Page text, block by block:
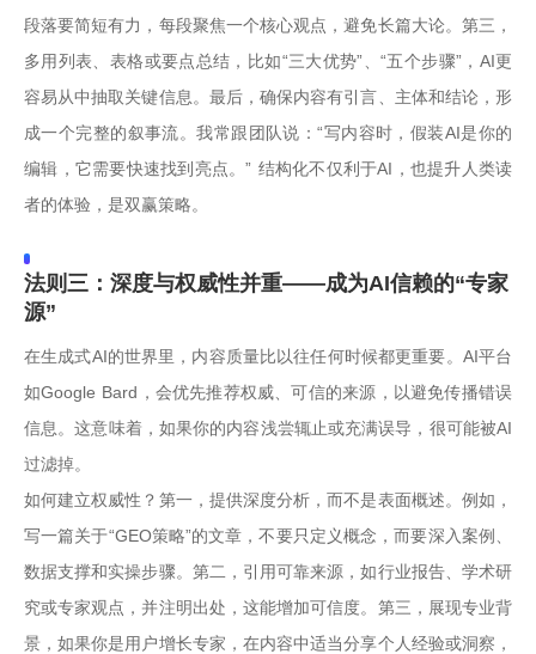
段落要简短有力，每段聚焦一个核心观点，避免长篇大论。第三，
多用列表、表格或要点总结，比如“三大优势”、“五个步骤”，AI更
容易从中抽取关键信息。最后，确保内容有引言、主体和结论，形
成一个完整的叙事流。我常跟团队说：“写内容时，假装AI是你的
编辑，它需要快速找到亮点。” 结构化不仅利于AI，也提升人类读
者的体验，是双赢策略。
法则三：深度与权威性并重——成为AI信赖的“专家
源”
在生成式AI的世界里，内容质量比以往任何时候都更重要。AI平台
如Google Bard，会优先推荐权威、可信的来源，以避免传播错误
信息。这意味着，如果你的内容浅尝辄止或充满误导，很可能被AI
过滤掉。
如何建立权威性？第一，提供深度分析，而不是表面概述。例如，
写一篇关于“GEO策略”的文章，不要只定义概念，而要深入案例、
数据支撑和实操步骤。第二，引用可靠来源，如行业报告、学术研
究或专家观点，并注明出处，这能增加可信度。第三，展现专业背
景，如果你是用户增长专家，在内容中适当分享个人经验或洞察，